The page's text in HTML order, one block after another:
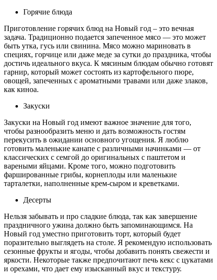
Горячие блюда
Приготовление горячих блюд на Новый год – это вечная
задача. Традиционно подается запеченное мясо — это может
быть утка, гусь или свинина. Мясо можно мариновать в
специях, горчице или даже меде за сутки до праздника, чтобы
достичь идеального вкуса. К мясиным блюдам обычно готовят
гарнир, который может состоять из картофельного пюре,
овощей, запеченных с ароматными травами или даже злаков,
как киноа.
Закуски
Закуски на Новый год имеют важное значение для того,
чтобы разнообразить меню и дать возможность гостям
перекусить в ожидании основного угощения. Я люблю
готовить маленькие канапе с различными начинками — от
классических с семгой до оригинальных с паштетом и
вареными яйцами. Кроме того, можно подготовить
фаршированные грибы, корнеплоды или маленькие
тарталетки, наполненные крем-сыром и креветками.
Десерты
Нельзя забывать и про сладкие блюда, так как завершение
праздничного ужина должно быть запоминающимся. На
Новый год уместно приготовить торт, который будет
поразительно выглядеть на столе. Я рекомендую использовать
сезонные фрукты и ягоды, чтобы добавить понять свежести и
яркости. Некоторые также предпочитают печь кекс с цукатами
и орехами, что дает ему изысканный вкус и текстуру.